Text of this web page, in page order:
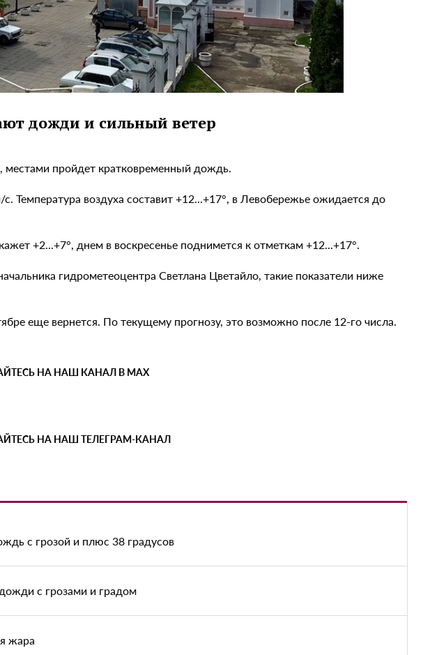
дожди и сильный ветер
местами пройдет кратковременный дождь.
воздуха составит +12...+17°, в Левобережье ожидается до
+2...+7°, днем в воскресенье поднимется к отметкам +12...+17°.
гидрометеоцентра Светлана Цветайло, такие показатели ниже
еще вернется. По текущему прогнозу, это возможно после 12-го числа.
НА НАШ КАНАЛ В MAX
НА НАШ ТЕЛЕГРАМ-КАНАЛ
с грозой и плюс 38 градусов
с грозами и градом
жара